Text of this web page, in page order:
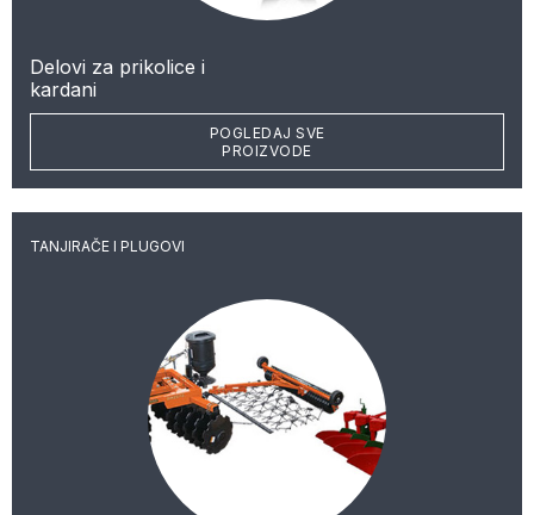
Delovi za prikolice i
kardani
POGLEDAJ SVE
PROIZVODE
TANJIRAČE I PLUGOVI